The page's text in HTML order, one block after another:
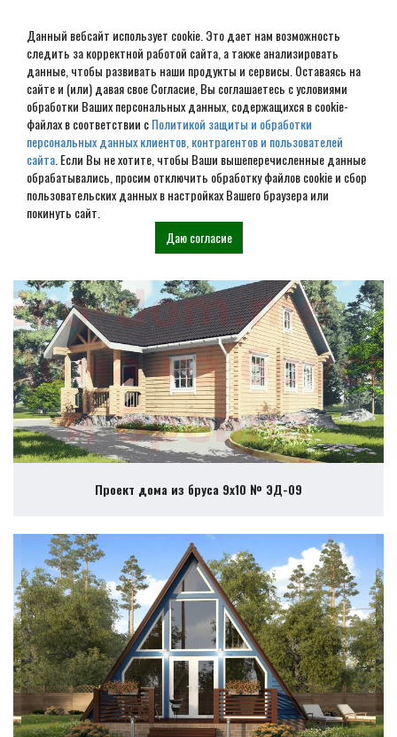
Данный вебсайт использует cookie. Это дает нам возможность
следить за корректной работой сайта, а также анализировать
данные, чтобы развивать наши продукты и сервисы. Оставаясь на
сайте и (или) давая свое Согласие, Вы соглашаетесь с условиями
обработки Ваших персональных данных, содержащихся в cookie-
файлах в соответствии сПолитикой защиты и обработки
персональных данных клиентов, контрагентов и пользователей
сайта . Если Вы не хотите, чтобы Ваши вышеперечисленные данные
обрабатывались, просим отключить обработку файлов cookie и сбор
пользовательских данных в настройках Вашего браузера или
покинуть сайт.
Даю согласие
Дом из бревна под ключ в
Старом Осколе
Наши проекты
Проект дома из бруса 9х10 № ЭД-09